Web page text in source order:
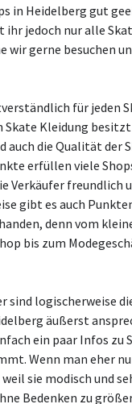
in Heidelberg gut
ihr jedoch nur alle
wir gerne besuchen
für jeden
Skate Kleidung besitzt
auch die Qualität der
erfüllen viele
Verkäufer freundlich
gibt es auch
denn vom
bis zum
sind logischerweise
äußerst
ein paar Infos zu
Wenn man eher
sie modisch und
Bedenken zu